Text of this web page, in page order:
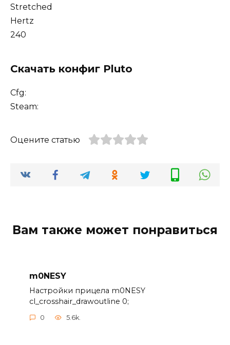
Stretched
Hertz
240
Скачать конфиг Pluto
Cfg:
Steam:
Оцените статью
Вам также может понравиться
m0NESY
Настройки прицела m0NESY
cl_crosshair_drawoutline 0;
0 5.6k.